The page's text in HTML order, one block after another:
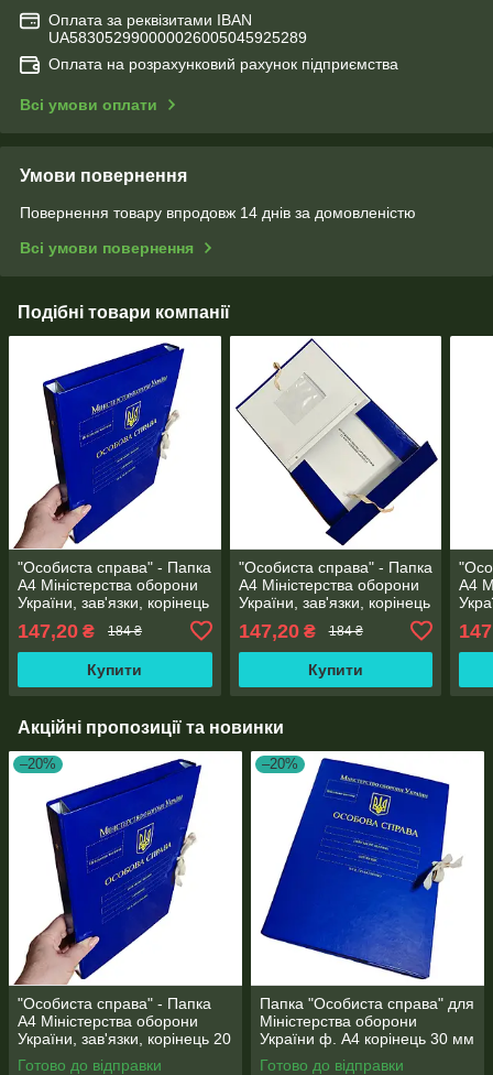
Оплата за реквізитами IBAN
UA583052990000026005045925289
Оплата на розрахунковий рахунок підприємства
Всі умови оплати
Умови повернення
Повернення товару впродовж 14 днів за домовленістю
Всі умови повернення
Подібні товари компанії
"Особиста справа" - Папка
А4 Міністерства оборони
України, зав'язки, корінець
покриття
147,20 ₴ 184 ₴
Купити
"Особиста справа" - Папка
А4 Міністерства оборони
України, зав'язки, корінець
покриття
147,20₴ 184 ₴
Купити
А4
Акційні пропозиції та новинки
–20%
"Особиста справа" - Папка
А4 Міністерства оборони
України, зав'язки, корінець 20
мм, глянець PP-покриття
Готово до відправки
–20%
Папка "Особиста справа" для
Міністерства оборони
України ф. А4 корінець 30 мм
PP-матове покриття
Готово до відправки